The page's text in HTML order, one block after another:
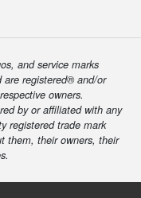
and service marks
are registered® and/or
owners.
by or affiliated with any
registered trade mark
them, their owners, their